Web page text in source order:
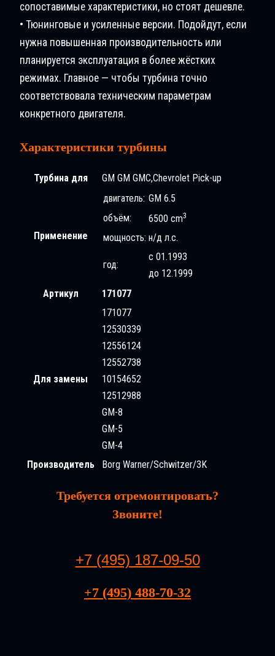
сопоставимые характеристики, но стоят дешевле.
• Тюнинговые и усиленные версии. Подойдут, если
нужна повышенная производительность или
планируется эксплуатация в более жёстких
режимах. Главное — чтобы турбина точно
соответствовала техническим параметрам
конкретного двигателя.
Характеристики турбины
Турбина для GM GM GMC,Chevrolet Pick-up
Применение
двигатель: GM 6.5
объём:
6500 cm3
мощность: н/д л.с.
год:
с 01.1993
до 12.1999
Артикул
171077
Для замены
171077
12530339
12556124
12552738
10154652
12512988
GM-8
GM-5
GM-4
Производитель
Borg Warner/Schwitzer/3K
Требуется отремонтировать?
Звоните!
+7 (495) 187-09-50
+7 (495) 488-70-32